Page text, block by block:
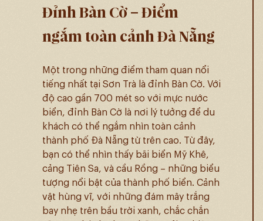
Đỉnh Bàn Cờ – Điểm
ngắm toàn cảnh Đà Nẵng
Một trong những điểm tham quan nổi
tiếng nhất tại Sơn Trà là đỉnh Bàn Cờ. Với
độ cao gần 700 mét so với mực nước
biển, đỉnh Bàn Cờ là nơi lý tưởng để du
khách có thể ngắm nhìn toàn cảnh
thành phố Đà Nẵng từ trên cao. Từ đây,
bạn có thể nhìn thấy bãi biển Mỹ Khê,
cảng Tiên Sa, và cầu Rồng – những biểu
tượng nổi bật của thành phố biển. Cảnh
vật hùng vĩ, với những đám mây trắng
bay nhẹ trên bầu trời xanh, chắc chắn